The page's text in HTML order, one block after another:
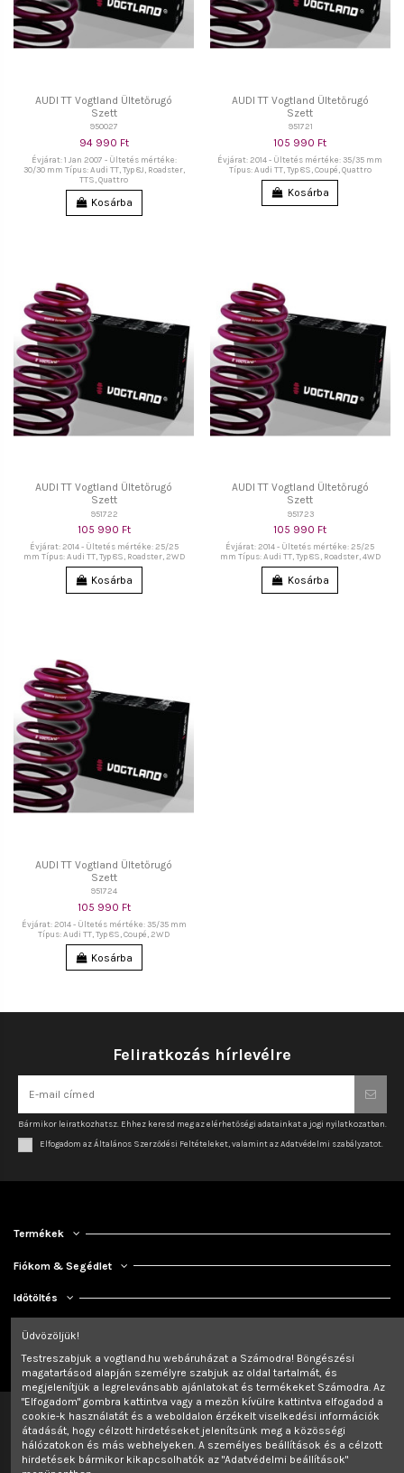
AUDI TT Vogtland Ültetőrugó
Szett
950027
94 990 Ft
Évjárat: 1 Jan 2007 - Ültetés mértéke:
30/30 mm Típus: Audi TT, Typ 8J, Roadster,
TTS, Quattro
Kosárba
AUDI TT Vogtland Ültetőrugó
Szett
951721
105 990 Ft
Évjárat: 2014 - Ültetés mértéke: 35/35 mm
Típus: Audi TT, Typ 8S, Coupé, Quattro
Kosárba
AUDI TT Vogtland Ültetőrugó
Szett
951722
105 990 Ft
Évjárat: 2014 - Ültetés mértéke: 25/25
mm Típus: Audi TT, Typ 8S, Roadster, 2WD
Kosárba
AUDI TT Vogtland Ültetőrugó
Szett
951723
105 990 Ft
Évjárat: 2014 - Ültetés mértéke: 25/25
mm Típus: Audi TT, Typ 8S, Roadster, 4WD
Kosárba
AUDI TT Vogtland Ültetőrugó
Szett
951724
105 990 Ft
Évjárat: 2014 - Ültetés mértéke: 35/35 mm
Típus: Audi TT, Typ 8S, Coupé, 2WD
Kosárba
Feliratkozás hírlevélre
Bármikor leiratkozhatsz. Ehhez keresd meg az elérhetőségi adatainkat a jogi nyilatkozatban.
Elfogadom az Általános Szerződési Feltételeket, valamint az Adatvédelmi szabályzatot.
Termékek
Fiókom & Segédlet
Időtöltés
Kapcsolat
Üdvözöljük!
Testreszabjuk a vogtland.hu webáruházat a Számodra! Böngészési
magatartásod alapján személyre szabjuk az oldal tartalmát, és
megjelenítjük a legrelevánsabb ajánlatokat és termékeket Számodra. Az
"Elfogadom" gombra kattintva vagy a mezőn kívülre kattintva elfogadod a
cookie-k használatát és a weboldalon érzékelt viselkedési információk
átadását, hogy célzott hirdetéseket jelenítsünk meg a közösségi
hálózatokon és más webhelyeken. A személyes beállítások és a célzott
hirdetések bármikor kikapcsolhatók az "Adatvédelmi beállítások"